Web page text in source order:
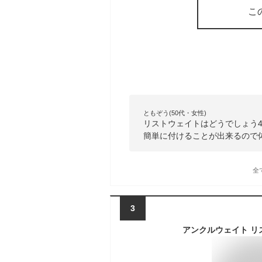
こ
ともぞう(50代・女性)
リストウェイトはどうでしょ
簡単に付けることが出来るの
全
3